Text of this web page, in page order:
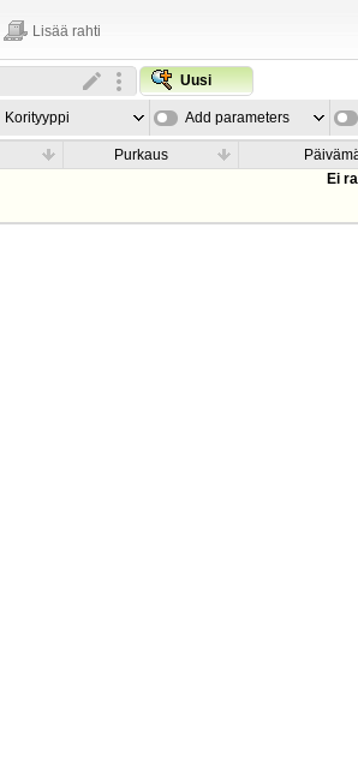
Lisää rahti
Uusi
Korityyppi Add parameters
Purkaus
Ei